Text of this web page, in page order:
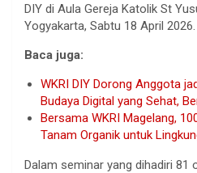
DIY di Aula Gereja Katolik St
Yogyakarta, Sabtu 18 April 2026.
Baca juga:
WKRI DIY Dorong Anggota
Budaya Digital yang Sehat,
Bersama WKRI Magelang,
Tanam Organik untuk
Dalam seminar yang dihadiri 81